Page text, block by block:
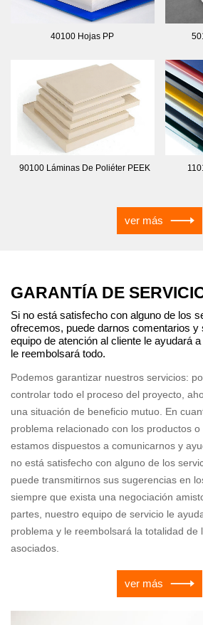
40100 Hojas PP
90100 Láminas De Poliéter PEEK
ver más
GARANTÍA DE
Si no está satisfecho con alguno de los
ofrecemos, puede darnos comentarios
equipo de atención al cliente le ayudará
le reembolsará todo.
Podemos garantizar nuestros servicios:
controlar todo el proceso del proyecto,
una situación de beneficio mutuo. En
problema relacionado con los productos
estamos dispuestos a comunicarnos y
no está satisfecho con alguno de los
puede transmitirnos sus sugerencias en
siempre que exista una negociación
partes, nuestro equipo de servicio le
problema y le reembolsará la totalidad de
asociados.
ver más